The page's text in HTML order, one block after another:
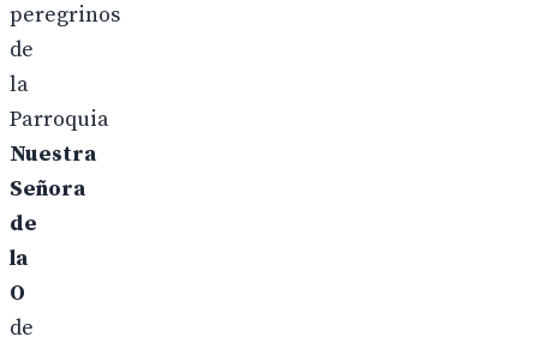
peregrinos
de
la
Parroquia
Nuestra
Señora
de
la
O
de